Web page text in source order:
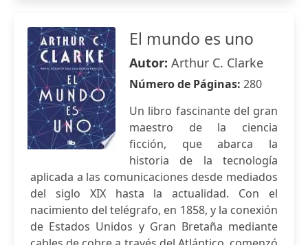
El mundo es uno
Autor: Arthur C. Clarke
Número de Páginas: 280
Un libro fascinante del gran
maestro de la ciencia
ficción, que abarca la
historia de la tecnología
aplicada a las comunicaciones desde mediados
del siglo XIX hasta la actualidad. Con el
nacimiento del telégrafo, en 1858, y la conexión
de Estados Unidos y Gran Bretaña mediante